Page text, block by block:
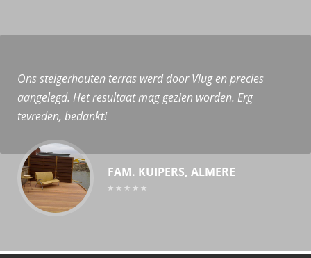
Ons steigerhouten terras werd door Vlug en precies
aangelegd. Het resultaat mag gezien worden. Erg
tevreden, bedankt!
FAM. KUIPERS, ALMERE